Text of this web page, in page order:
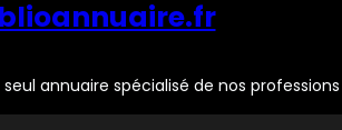
annuaire spécialisé de nos professions